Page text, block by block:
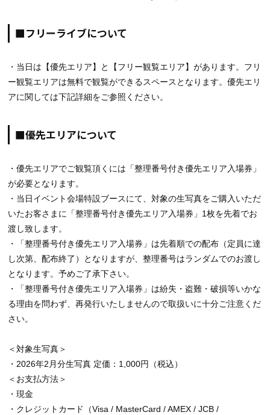
■フリーライブについて
・当日は【優先エリア】と【フリー観覧エリア】があります。フリ
ー観覧エリアは無料で観覧ができるスペースとなります。優先エリ
アに関しては下記詳細をご参照ください。
■優先エリアについて
・優先エリアでご観覧頂くには「整理番号付き優先エリア入場券」
が必要となります。
・当日イベント会場特設ブースにて、対象の生写真をご購入いただ
いたお客さまに「整理番号付き優先エリア入場券」1枚を先着でお
渡し致します。
・「整理番号付き優先エリア入場券」は先着順での配布（定員に達
し次第、配布終了）となりますが、整理番号はランダムでのお渡し
となります。予めご了承下さい。
・「整理番号付き優先エリア入場券」は紛失・盗難・破損等いかな
る理由を問わず、再発行いたしませんので取扱いに十分ご注意くだ
さい。
＜対象生写真＞
・2026年2月分生写真 定価：1,000円（税込）
＜お支払方法＞
・現金
・クレジットカード（Visa / MasterCard / AMEX / JCB /